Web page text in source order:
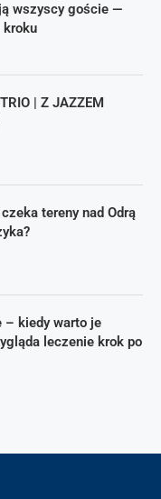
wszyscy goście —
kroku
| Z JAZZEM
tereny nad Odrą
– kiedy warto je
leczenie krok po